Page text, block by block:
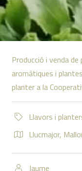
Producció i venda
aromàtiques i
planter a la
Llavors i
Llucmajor,
Jaume